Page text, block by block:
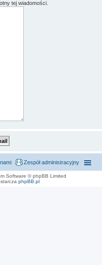
tej wiadomości.
Zespół administracyjny
Software © phpBB Limited
phpBB.pl